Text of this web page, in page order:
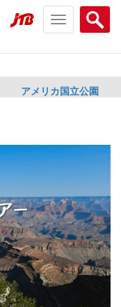
Toggle
navigation
アメリカ国立公園